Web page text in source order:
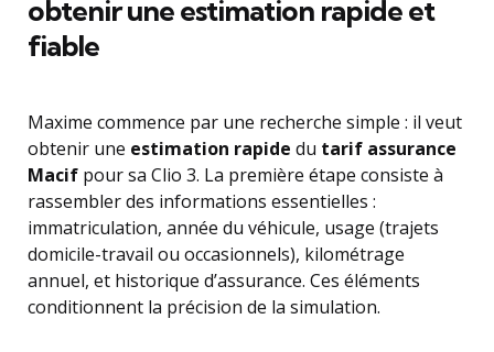
obtenir une estimation rapide et
fiable
Maxime commence par une recherche simple : il veut
obtenir une estimation rapide du tarif assurance
Macif pour sa Clio 3. La première étape consiste à
rassembler des informations essentielles :
immatriculation, année du véhicule, usage (trajets
domicile-travail ou occasionnels), kilométrage
annuel, et historique d’assurance. Ces éléments
conditionnent la précision de la simulation.